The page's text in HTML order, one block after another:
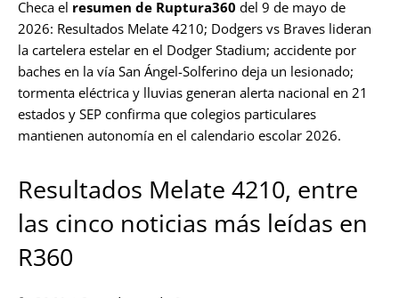
Checa el resumen de Ruptura360 del 9 de mayo de
2026: Resultados Melate 4210; Dodgers vs Braves lideran
la cartelera estelar en el Dodger Stadium; accidente por
baches en la vía San Ángel-Solferino deja un lesionado;
tormenta eléctrica y lluvias generan alerta nacional en 21
estados y SEP confirma que colegios particulares
mantienen autonomía en el calendario escolar 2026.
Resultados Melate 4210, entre
las cinco noticias más leídas en
R360